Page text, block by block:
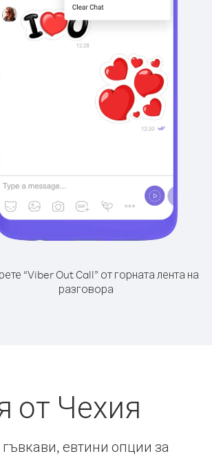
“Viber Out Call” от горната лента на
разговора
от Чехия
евтини опции за